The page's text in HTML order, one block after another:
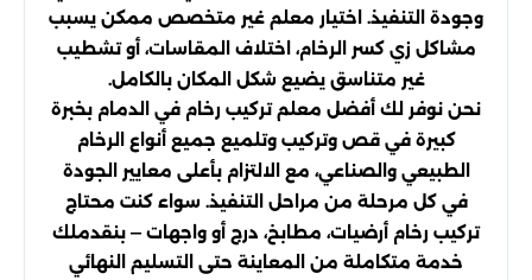
وجودة التنفيذ. اختيار معلم غير متخصص ممكن يسبب
مشاكل زي كسر الرخام، اختلاف المقاسات، أو تشطيب
غير متناسق يضيع شكل المكان بالكامل.
نحن نوفر لك أفضل معلم تركيب رخام في الدمام بخبرة
كبيرة في قص وتركيب وتلميع جميع أنواع الرخام
الطبيعي والصناعي، مع الالتزام بأعلى معايير الجودة
في كل مرحلة من مراحل التنفيذ. سواء كنت محتاج
تركيب رخام أرضيات، مطابخ، درج أو واجهات — بنقدملك
خدمة متكاملة من المعاينة حتى التسليم النهائي